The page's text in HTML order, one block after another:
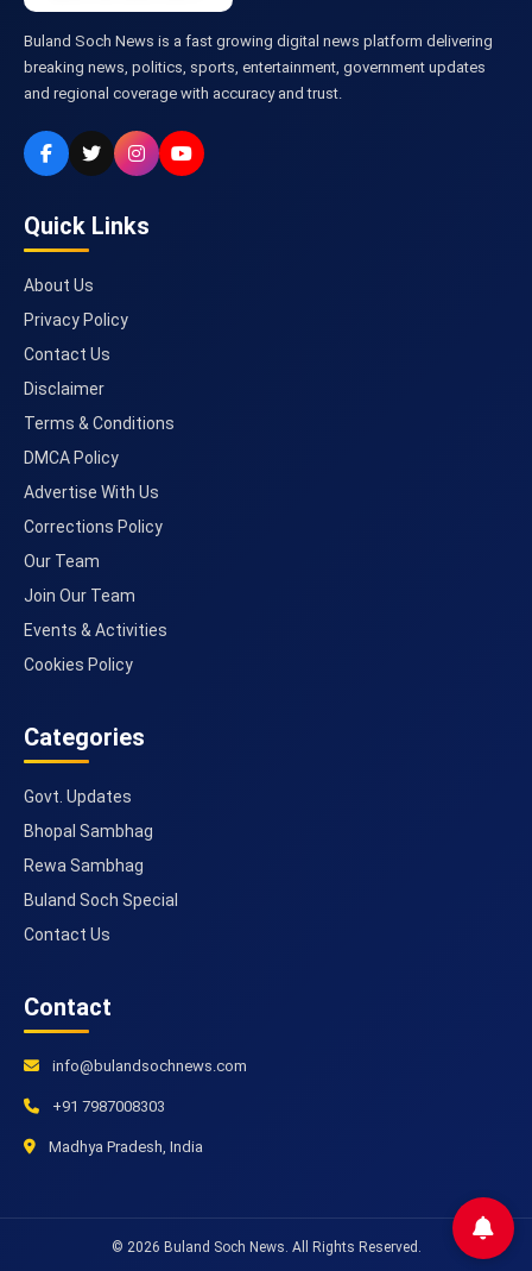
Buland Soch News is a fast growing digital news platform delivering
breaking news, politics, sports, entertainment, government updates
and regional coverage with accuracy and trust.
Quick Links
About Us
Privacy Policy
Contact Us
Disclaimer
Terms & Conditions
DMCA Policy
Advertise With Us
Corrections Policy
Our Team
Join Our Team
Events & Activities
Cookies Policy
Categories
Govt. Updates
Bhopal Sambhag
Rewa Sambhag
Buland Soch Special
Contact Us
Contact
info@bulandsochnews.com
+91 7987008303
Madhya Pradesh, India
© 2026 Buland Soch News. All Rights Reserved.